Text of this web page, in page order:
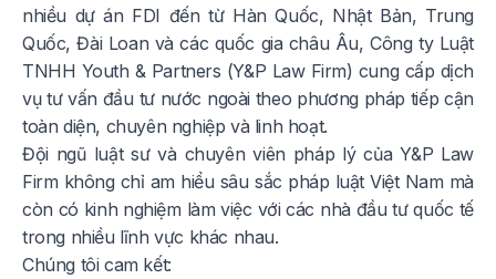
nhiều dự án FDI đến từ Hàn Quốc, Nhật Bản, Trung
Quốc, Đài Loan và các quốc gia châu Âu, Công ty Luật
TNHH Youth & Partners (Y&P Law Firm) cung cấp dịch
vụ tư vấn đầu tư nước ngoài theo phương pháp tiếp cận
toàn diện, chuyên nghiệp và linh hoạt.
Đội ngũ luật sư và chuyên viên pháp lý của Y&P Law
Firm không chỉ am hiểu sâu sắc pháp luật Việt Nam mà
còn có kinh nghiệm làm việc với các nhà đầu tư quốc tế
trong nhiều lĩnh vực khác nhau.
Chúng tôi cam kết: